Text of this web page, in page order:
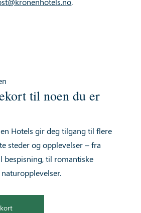
til noen du er
Hotels gir deg tilgang til flere
steder og opplevelser – fra
bespisning, til romantiske